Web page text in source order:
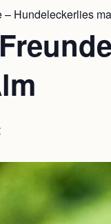
– Hundeleckerlies